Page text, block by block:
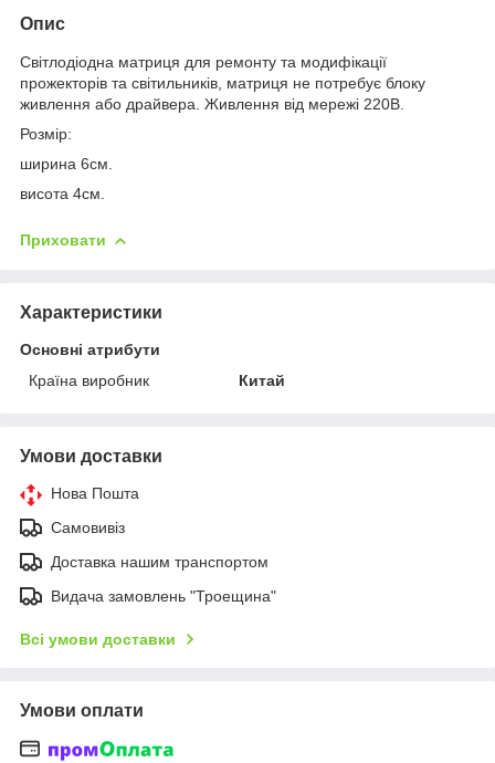
Опис
Світлодіодна матриця для ремонту та модифікації
прожекторів та світильників, матриця не потребує блоку
живлення або драйвера. Живлення від мережі 220В.
Розмір:
ширина 6см.
висота 4см.
Приховати
Характеристики
Основні атрибути
Країна виробник
Китай
Умови доставки
Нова Пошта
Самовивіз
Доставка нашим транспортом
Видача замовлень "Троещина"
Всі умови доставки
Умови оплати